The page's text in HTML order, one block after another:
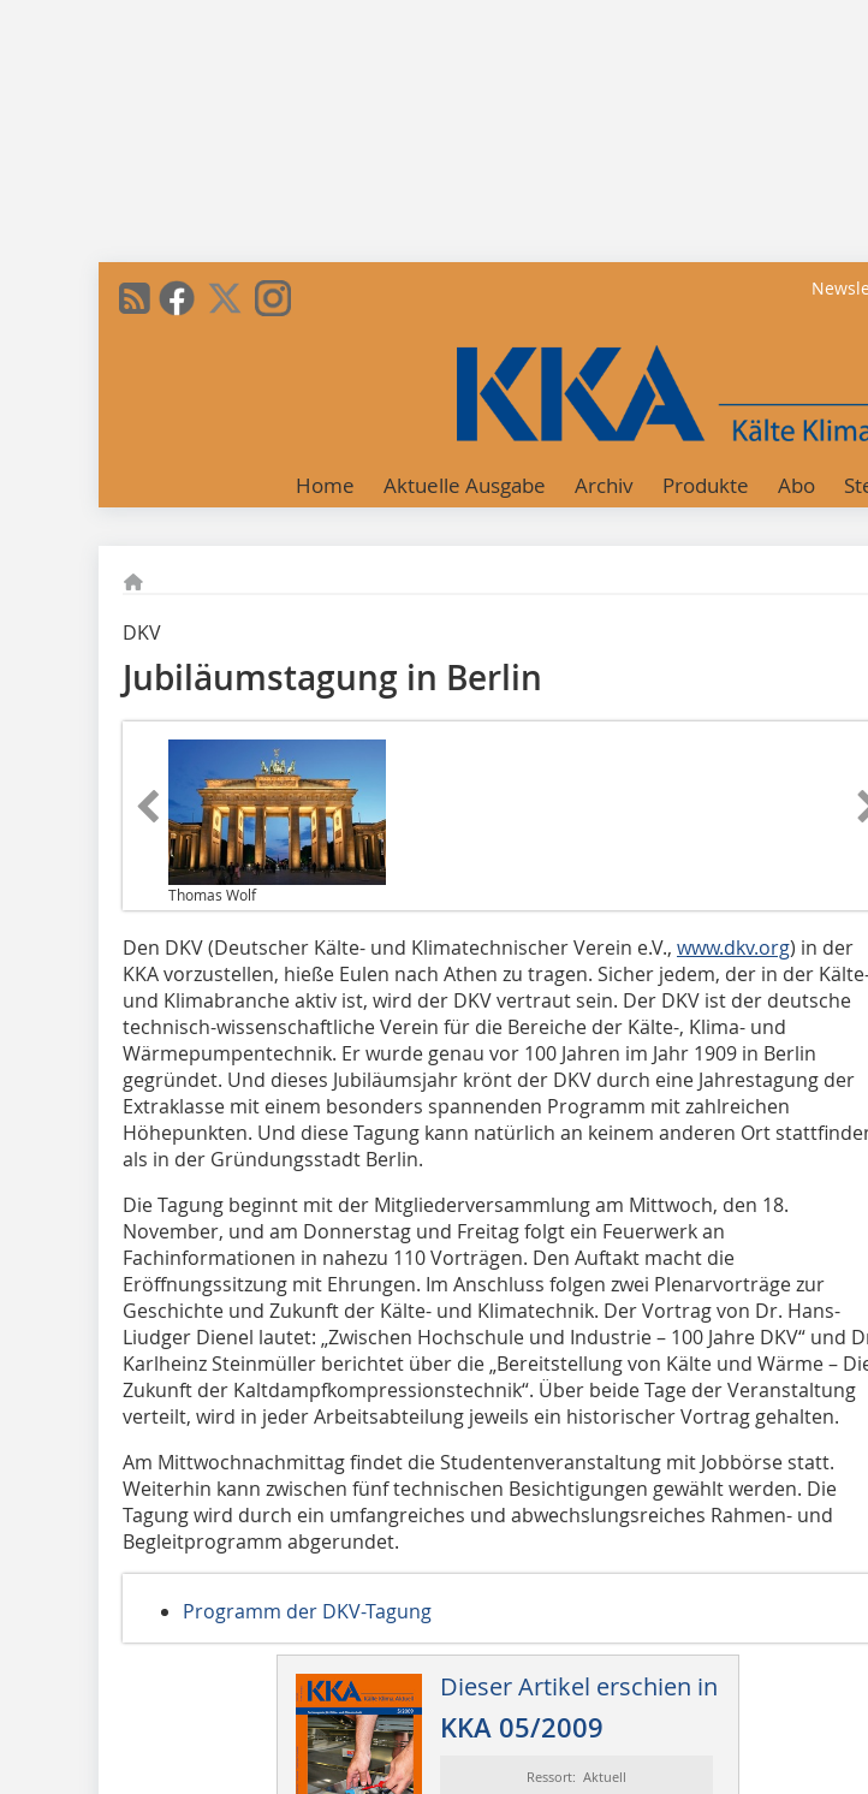
Home Aktuelle Ausgabe Archiv Produkte Abo
DKV
Jubiläumstagung in Berlin
Thomas Wolf
Den DKV (Deutscher Kälte- und Klimatechnischer Verein e.V., www.dkv.org) in der
KKA vorzustellen, hieße Eulen nach Athen zu tragen. Sicher jedem, der in der
und Klimabranche aktiv ist, wird der DKV vertraut sein. Der DKV ist der deutsche
technisch-wissenschaftliche Verein für die Bereiche der Kälte-, Klima- und
Wärmepumpentechnik. Er wurde genau vor 100 Jahren im Jahr 1909 in Berlin
gegründet. Und dieses Jubiläumsjahr krönt der DKV durch eine Jahrestagung der
Extraklasse mit einem besonders spannenden Programm mit zahlreichen
Höhepunkten. Und diese Tagung kann natürlich an keinem anderen Ort
als in der Gründungsstadt Berlin.
Die Tagung beginnt mit der Mitgliederversammlung am Mittwoch, den 18.
November, und am Donnerstag und Freitag folgt ein Feuerwerk an
Fachinformationen in nahezu 110 Vorträgen. Den Auftakt macht die
Eröffnungssitzung mit Ehrungen. Im Anschluss folgen zwei Plenarvorträge zur
Geschichte und Zukunft der Kälte- und Klimatechnik. Der Vortrag von Dr. Hans-
Liudger Dienel lautet: „Zwischen Hochschule und Industrie – 100 Jahre DKV“ und
Karlheinz Steinmüller berichtet über die „Bereitstellung von Kälte und Wärme –
Zukunft der Kaltdampfkompressionstechnik“. Über beide Tage der Veranstaltung
verteilt, wird in jeder Arbeitsabteilung jeweils ein historischer Vortrag gehalten.
Am Mittwochnachmittag findet die Studentenveranstaltung mit Jobbörse statt.
Weiterhin kann zwischen fünf technischen Besichtigungen gewählt werden. Die
Tagung wird durch ein umfangreiches und abwechslungsreiches Rahmen- und
Begleitprogramm abgerundet.
Programm der DKV-Tagung
Dieser Artikel erschien in
KKA 05/2009
Ressort: Aktuell